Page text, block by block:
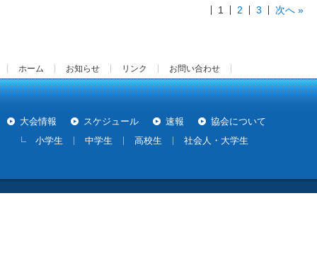
1 2 3 次へ »
ホーム お知らせ リンク お問い合わせ
大会情報 スケジュール 速報
協会について
小学生
中学生 高校生 社会人・大学生